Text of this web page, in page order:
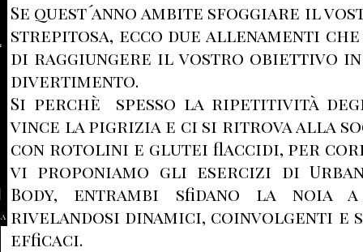
Se quest´anno ambite sfoggiare il
strepitosa, ecco due allenamenti
di raggiungere il vostro obiettivo in
divertimento.
Si perchè spesso la ripetitività
vince la pigrizia e ci si ritrova alla
con rotolini e glutei flaccidi, per
vi proponiamo gli esercizi di
Body, entrambi sfidano la noia
rivelandosi dinamici, coinvolgenti
efficaci.